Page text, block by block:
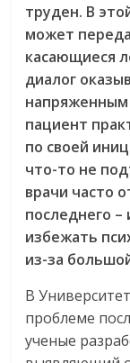
труден. В
может
касающиеся
диалог
напряженным
пациент
по своей
что-то не
врачи часто
последнего –
избежать
из-за
В
проблеме
ученые